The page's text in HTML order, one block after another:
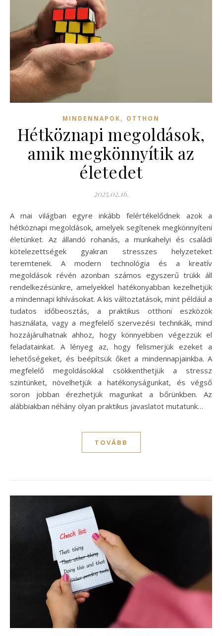
MINDENNAPOK, OTTHON
Hétköznapi megoldások,
amik megkönnyítik az
életedet
2025.02.16.
A mai világban egyre inkább felértékelődnek azok a
hétköznapi megoldások, amelyek segítenek megkönnyíteni
életünket. Az állandó rohanás, a munkahelyi és családi
kötelezettségek gyakran stresszes helyzeteket
teremtenek. A modern technológia és a kreatív
megoldások révén azonban számos egyszerű trükk áll
rendelkezésünkre, amelyekkel hatékonyabban kezelhetjük
a mindennapi kihívásokat. A kis változtatások, mint például a
tudatos időbeosztás, a praktikus otthoni eszközök
használata, vagy a megfelelő szervezési technikák, mind
hozzájárulhatnak ahhoz, hogy könnyebben végezzük el
feladatainkat. A lényeg az, hogy felismerjük ezeket a
lehetőségeket, és beépítsük őket a mindennapjainkba. A
megfelelő megoldásokkal csökkenthetjük a stressz
szintünket, növelhetjük a hatékonyságunkat, és végső
soron jobban érezhetjük magunkat a bőrünkben. Az
alábbiakban néhány olyan praktikus javaslatot mutatunk…
TOVÁBB